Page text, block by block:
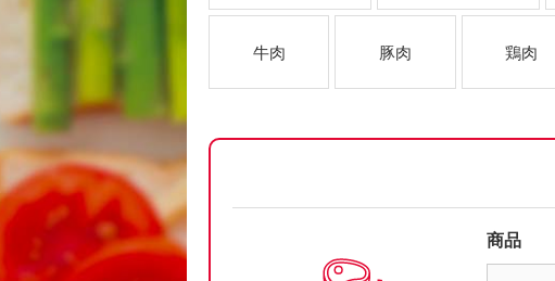
牛肉 豚肉 鶏肉
商品